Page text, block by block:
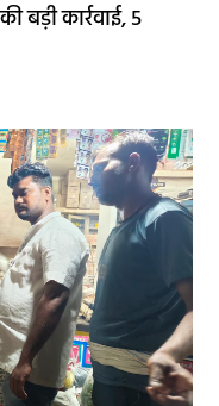
कार्रवाई, 5